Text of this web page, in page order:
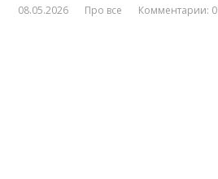
08.05.2026 Про все Комментарии: 0